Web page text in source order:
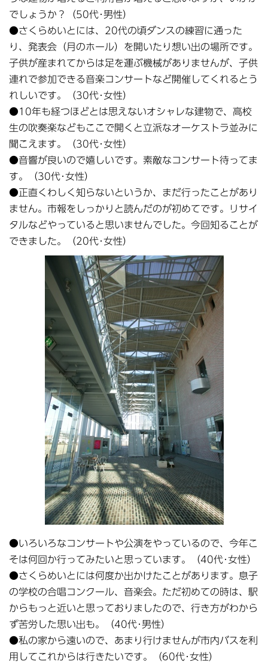
でしょうか？（50代･男性）
●さくらめいとには、20代の頃ダンスの練習に通った
り、発表会（月のホール）を開いたり想い出の場所です。
子供が産まれてからは足を運ぶ機械がありませんが、子供
連れで参加できる音楽コンサートなど開催してくれるとう
れしいです。（30代･女性）
●10年も経つほどとは思えないオシャレな建物で、高校
生の吹奏楽などもここで開くと立派なオーケストラ並みに
聞こえます。（30代･女性）
●音響が良いので嬉しいです。素敵なコンサート待ってま
す。（30代･女性）
●正直くわしく知らないというか、まだ行ったことがあり
ません。市報をしっかりと読んだのが初めてです。リサイ
タルなどやっていると思いませんでした。今回知ることが
できました。（20代･女性）
●いろいろなコンサートや公演をやっているので、今年こ
そは何回か行ってみたいと思っています。（40代･女性）
●さくらめいとには何度か出かけたことがあります。息子
の学校の合唱コンクール、音楽会。ただ初めての時は、駅
からもっと近いと思っておりましたので、行き方がわから
ず苦労した思い出も。（40代･男性）
●私の家から遠いので、あまり行けませんが市内バスを利
用してこれからは行きたいです。（60代･女性）